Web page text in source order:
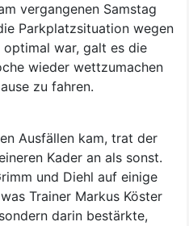
vergangenen Samstag
Parkplatzsituation wegen
optimal war, galt es die
wieder wettzumachen
zu fahren.
Ausfällen kam, trat der
Kader an als sonst.
und Diehl auf einige
Trainer Markus Köster
darin bestärkte,